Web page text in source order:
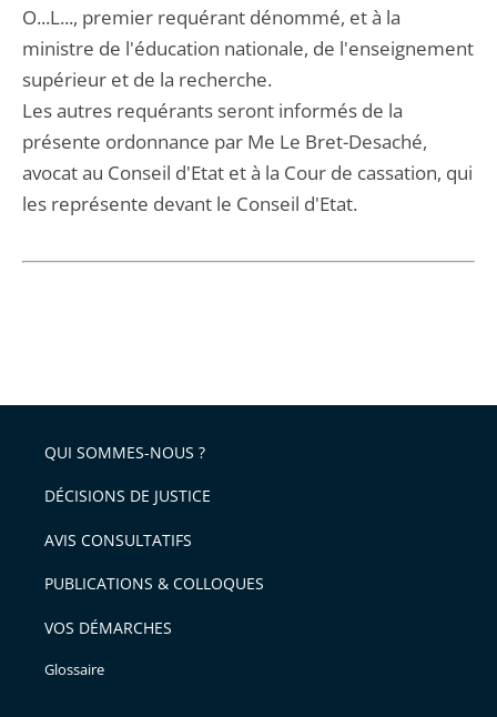
O...L..., premier requérant dénommé, et à la
ministre de l'éducation nationale, de l'enseignement
supérieur et de la recherche.
Les autres requérants seront informés de la
présente ordonnance par Me Le Bret-Desaché,
avocat au Conseil d'Etat et à la Cour de cassation, qui
les représente devant le Conseil d'Etat.
QUI SOMMES-NOUS ?
DÉCISIONS DE JUSTICE
AVIS CONSULTATIFS
PUBLICATIONS & COLLOQUES
VOS DÉMARCHES
Glossaire